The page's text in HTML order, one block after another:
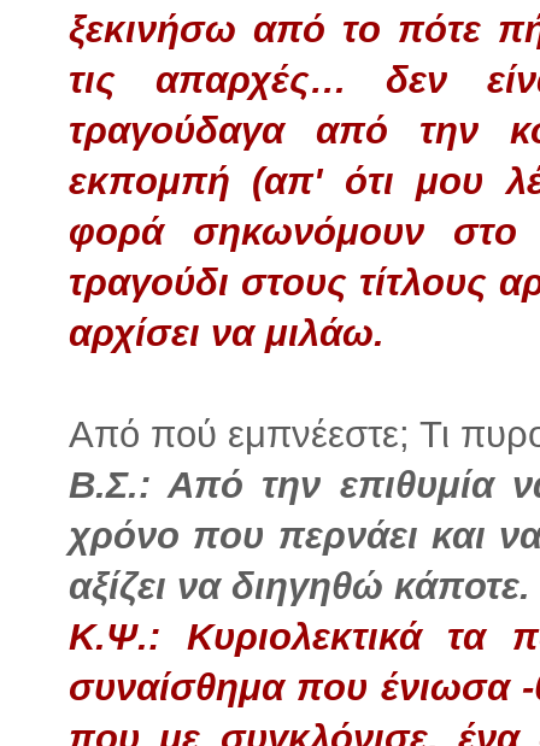
ξεκινήσω από το πότε
τις απαρχές… δεν
τραγούδαγα από την
εκπομπή (απ' ότι μου
φορά σηκωνόμουν στο
τραγούδι στους τίτλους
αρχίσει να μιλάω.
Από πού εμπνέεστε; Τι
Β.Σ.: Από την επιθυμία
χρόνο που περνάει και
αξίζει να διηγηθώ κάποτε.
Κ.Ψ.: Κυριολεκτικά τα
συναίσθημα που ένιωσα -
που με συγκλόνισε,